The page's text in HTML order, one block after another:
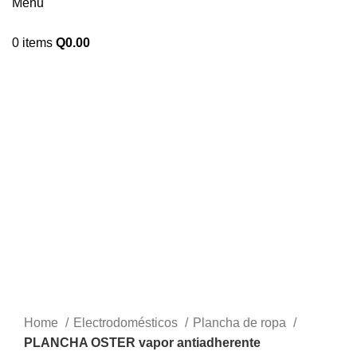
Menu
0 items Q0.00
Home Electrodomésticos
Plancha de ropa
PLANCHA OSTER vapor antiadherente